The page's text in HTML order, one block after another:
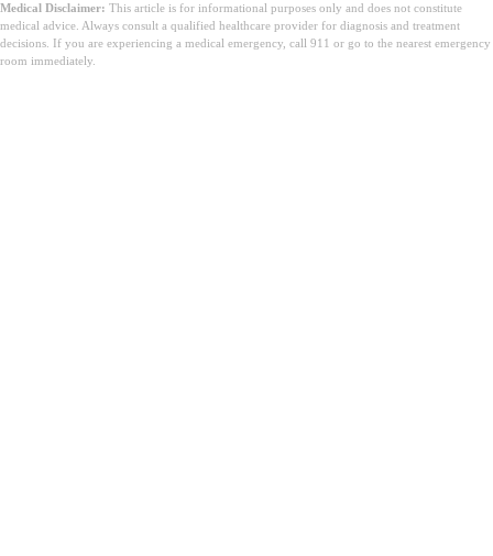
Medical Disclaimer: This article is for informational purposes only and does not constitute
medical advice. Always consult a qualified healthcare provider for diagnosis and treatment
decisions. If you are experiencing a medical emergency, call 911 or go to the nearest emergency
room immediately.